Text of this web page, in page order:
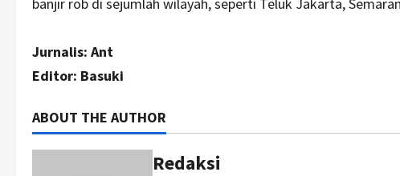
Jurnalis: Ant
Editor: Basuki
ABOUT THE AUTHOR
Redaksi